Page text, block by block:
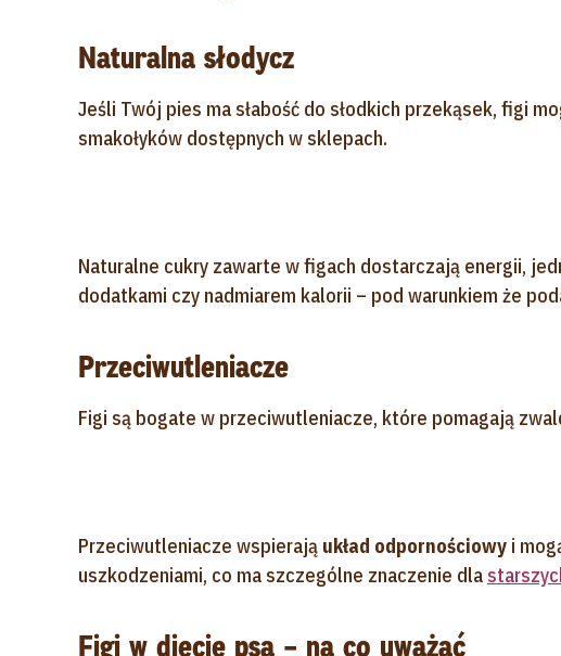
Naturalna słodycz
Jeśli Twój pies ma słabość do słodkich przekąsek, figi
smakołyków dostępnych w sklepach.
Naturalne cukry zawarte w figach dostarczają energii,
dodatkami czy nadmiarem kalorii – pod warunkiem że
Przeciwutleniacze
Figi są bogate w przeciwutleniacze, które pomagają
Przeciwutleniacze wspierają układ odpornościowy i
uszkodzeniami, co ma szczególne znaczenie dla
Figi w diecie psa – na co uważać